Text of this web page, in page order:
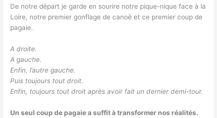
De notre départ je garde en sourire notre pique-nique face à la
Loire, notre premier gonflage de canoë et ce premier coup de
pagaie.
A droite.
A gauche.
Enfin, l’autre gauche.
Puis toujours tout droit.
Enfin, toujours tout droit après avoir fait un dernier demi-tour.
Un seul coup de pagaie a suffit à transformer nos réalités.